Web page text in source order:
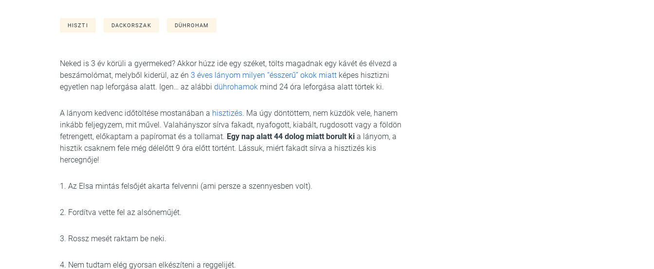
HISZTI DACKORSZAK DÜHROHAM
Neked is 3 év körüli a gyermeked? Akkor húzz ide egy széket, tölts magadnak egy kávét és élvezd a
beszámolómat, melyből kiderül, az én 3 éves lányom milyen “ésszerű” okok miatt képes hisztizni
egyetlen nap leforgása alatt. Igen… az alábbi dührohamok mind 24 óra leforgása alatt törtek ki.
A lányom kedvenc időtöltése mostanában a hisztizés. Ma úgy döntöttem, nem küzdök vele, hanem
inkább feljegyzem, mit művel. Valahányszor sírva fakadt, nyafogott, kiabált, rugdosott vagy a földön
fetrengett, előkaptam a papíromat és a tollamat. Egy nap alatt 44 dolog miatt borult ki a lányom, a
hisztik csaknem fele még délelőtt 9 óra előtt történt. Lássuk, miért fakadt sírva a hisztizés kis
hercegnője!
1. Az Elsa mintás felsőjét akarta felvenni (ami persze a szennyesben volt).
2. Fordítva vette fel az alsóneműjét.
3. Rossz mesét raktam be neki.
4. Nem tudtam elég gyorsan elkészíteni a reggelijét.